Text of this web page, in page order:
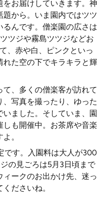
お届けしていきます。神
題から。いま園内ではツツ
んです。僧楽園の広さは
ツジや霧島ツツジなどお
、赤や白、ピンクといっ
た空の下でキラキラと輝
、多くの僧楽客が訪れて
写真を撮ったり、ゆった
いました。そしていま、園
も開催中。お茶席や音楽
。
です。入園料は大人が300
の見ごろは5月3日頃まで
ークのお出かけ先、迷っ
ださいね。